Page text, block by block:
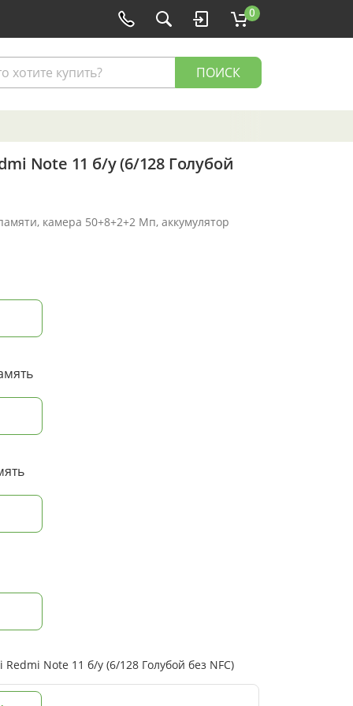
0
ПОИСК
Note 11 б/у (6/128 Голубой
камера 50+8+2+2 Мп, аккумулятор
Note 11 б/у (6/128 Голубой без NFC)